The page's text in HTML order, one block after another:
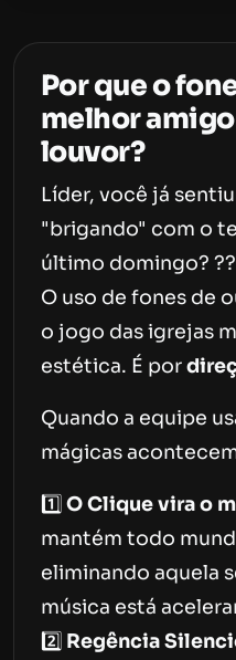
Por que o
melhor
louvor?
Líder, você já
"brigando" com o
último domingo?
O uso de fones de
o jogo das igrejas
estética. É por
Quando a equipe
mágicas
1️⃣ O Clique vira o
mantém todo
eliminando aquela
música está
2️⃣ Regência